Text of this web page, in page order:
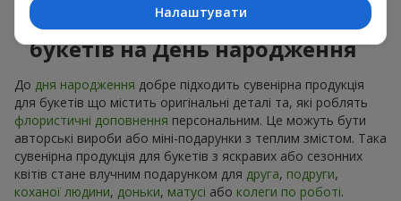
Сувенірна продукція до
букетів на День народження
До дня народження добре підходить сувенірна продукція
для букетів що містить оригінальні деталі та, які роблять
флористичні доповнення персональним. Це можуть бути
авторські вироби або міні-подарунки з теплим змістом. Така
сувенірна продукція для букетів з яскравих або сезонних
квітів стане влучним подарунком для друга, подруги,
коханої людини, доньки, матусі або колеги по роботі.
Налаштувати